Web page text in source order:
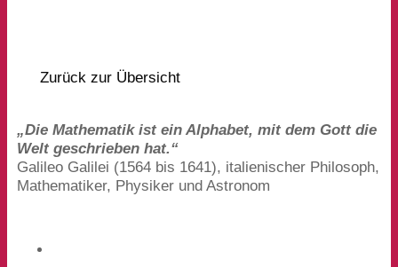
Zurück zur Übersicht
„Die Mathematik ist ein Alphabet, mit dem Gott die
Welt geschrieben hat.“
Galileo Galilei (1564 bis 1641), italienischer Philosoph,
Mathematiker, Physiker und Astronom